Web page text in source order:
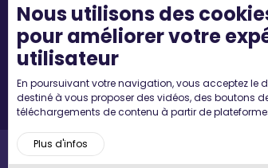
Nous utilisons des
pour améliorer votre
utilisateur
En poursuivant votre navigation, vous acceptez le
destiné à vous proposer des vidéos, des boutons
téléchargements de contenu à partir de
Plus d'infos